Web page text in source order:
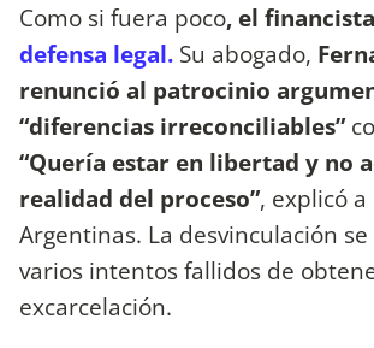
Como si fuera poco, el financista
defensa legal. Su abogado,
renunció al patrocinio
“diferencias irreconciliables”
“Quería estar en libertad y no
realidad del proceso”, explicó
Argentinas. La desvinculación
varios intentos fallidos de
excarcelación.